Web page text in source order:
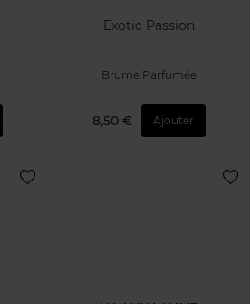
Exotic Passion
Brume Parfumée
8,50 € Ajouter